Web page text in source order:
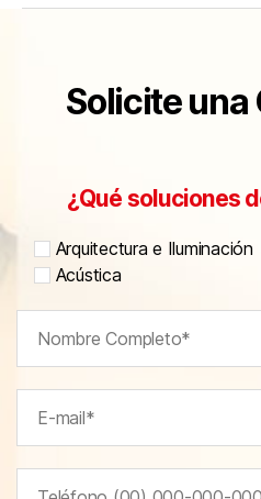
Solicite
¿Qué soluciones
Arquitectura e Iluminación
Acústica